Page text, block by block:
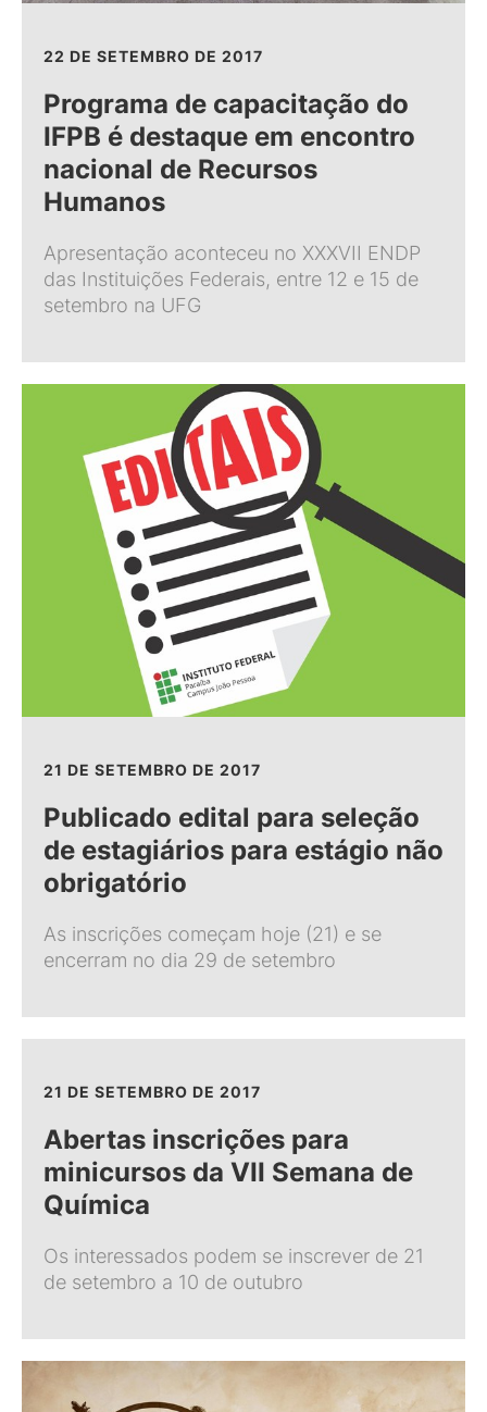
22 DE SETEMBRO DE 2017
Programa de capacitação do
IFPB é destaque em encontro
nacional de Recursos
Humanos
Apresentação aconteceu no XXXVII ENDP
das Instituições Federais, entre 12 e 15 de
setembro na UFG
21 DE SETEMBRO DE 2017
Publicado edital para seleção
de estagiários para estágio não
obrigatório
As inscrições começam hoje (21) e se
encerram no dia 29 de setembro
21 DE SETEMBRO DE 2017
Abertas inscrições para
minicursos da VII Semana de
Química
Os interessados podem se inscrever de 21
de setembro a 10 de outubro